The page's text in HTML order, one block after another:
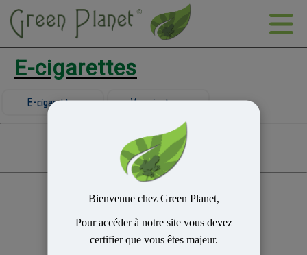
Bienvenue chez Green Planet,
Pour accéder à notre site vous devez
certifier que vous êtes majeur.
E-cigarettes
E-cigarettes Vaporisateurs
Prix ordre croissant
Prix ordre décroissant
Par marque